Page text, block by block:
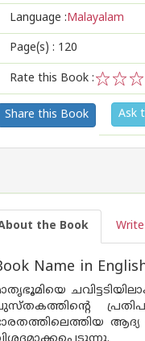
Language :Malayalam
Page(s) : 120
Rate this Book :
3
2
1
Share this Book Ask
the Book
Name in